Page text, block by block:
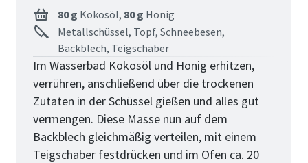
80 g Kokosöl, 80 g Honig
Metallschüssel, Topf, Schneebesen,
Backblech, Teigschaber
Im Wasserbad Kokosöl und Honig erhitzen,
verrühren, anschließend über die trockenen
Zutaten in der Schüssel gießen und alles gut
vermengen. Diese Masse nun auf dem
Backblech gleichmäßig verteilen, mit einem
Teigschaber festdrücken und im Ofen ca. 20